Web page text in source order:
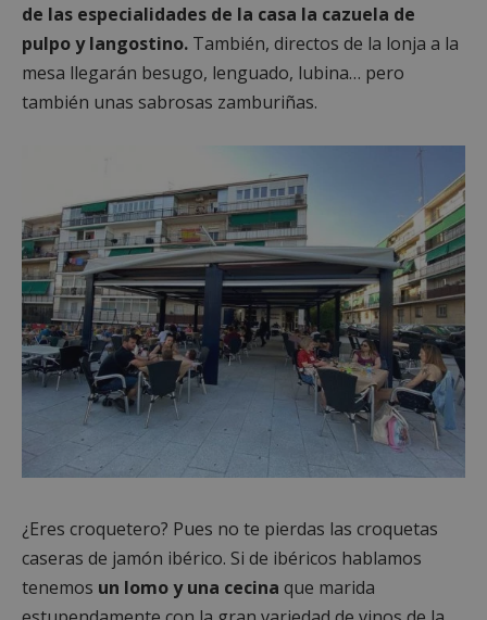
de las especialidades de la casa la cazuela de
pulpo y langostino. También, directos de la lonja a la
mesa llegarán besugo, lenguado, lubina… pero
también unas sabrosas zamburiñas.
¿Eres croquetero? Pues no te pierdas las croquetas
caseras de jamón ibérico. Si de ibéricos hablamos
tenemos un lomo y una cecina que marida